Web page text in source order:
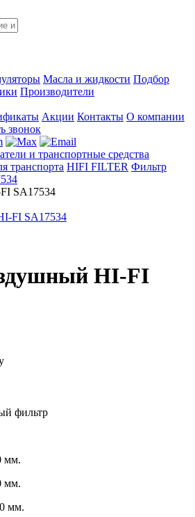
Масла и жидкости Подбор
Производители
Акции Контакты О компании
звонок
и транспортные средства
транспорта HIFI FILTER Фильтр
SA17534
HI-FI
фильтр
мм.
мм.
мм.